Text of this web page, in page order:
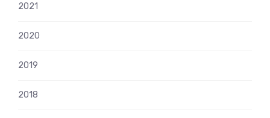
2021
2020
2019
2018